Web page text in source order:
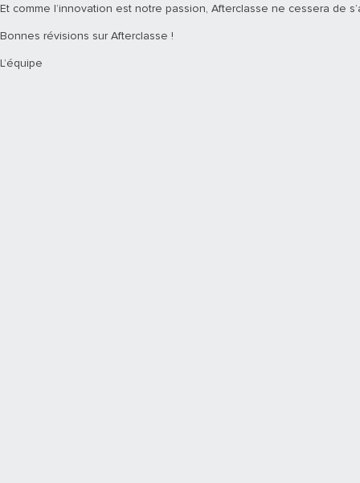
Et comme l’innovation est notre passion, Afterclasse ne cessera de
Bonnes révisions sur Afterclasse !
L’équipe